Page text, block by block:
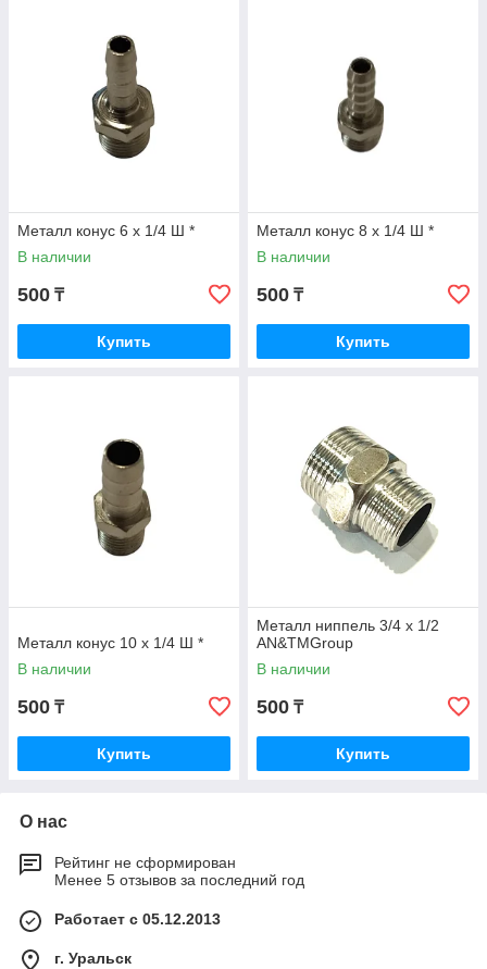
Металл конус 6 х 1/4 Ш *
В наличии
500 ₸
Купить
Металл конус 8 х 1/4 Ш *
В наличии
500 ₸
Купить
Металл конус 10 х 1/4 Ш *
В наличии
500 ₸
Купить
Металл ниппель 3/4 х 1/2
AN&TMGroup
В наличии
500 ₸
Купить
О нас
Рейтинг не сформирован
Менее 5 отзывов за последний год
Работает с 05.12.2013
г. Уральск